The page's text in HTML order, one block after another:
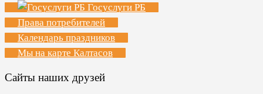
Госуслуги РБ
Права потребителей
Календарь праздников
Мы на карте Калтасов
Сайты наших друзей